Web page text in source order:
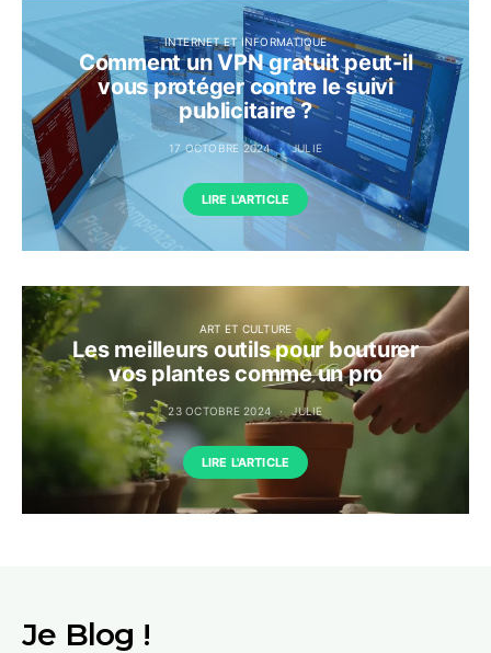
INTERNET ET INFORMATIQUE
Comment un VPN gratuit peut-il
vous protéger contre le suivi
publicitaire ?
17 OCTOBRE 2024 JULIE
LIRE L'ARTICLE
ART ET CULTURE
Les meilleurs outils pour bouturer
vos plantes comme un pro
23 OCTOBRE 2024 JULIE
LIRE L'ARTICLE
Je Blog !